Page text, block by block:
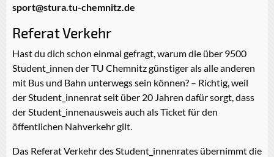
sport@stura.tu-chemnitz.de
Referat Verkehr
Hast du dich schon einmal gefragt, warum die über 9500
Student_innen der TU Chemnitz günstiger als alle anderen
mit Bus und Bahn unterwegs sein können? – Richtig, weil
der Student_innenrat seit über 20 Jahren dafür sorgt, dass
der Student_innenausweis auch als Ticket für den
öffentlichen Nahverkehr gilt.
Das Referat Verkehr des Student_innenrates übernimmt die